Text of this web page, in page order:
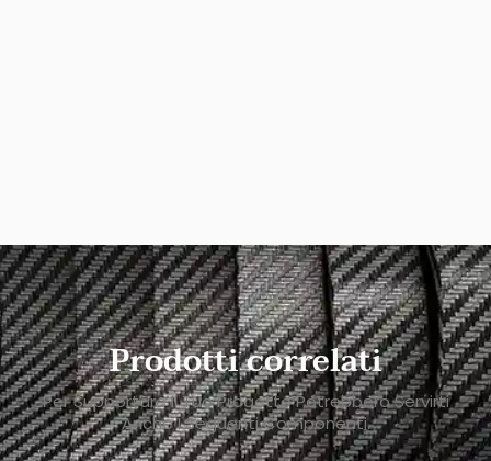
Prodotti correlati
Per Supportare Il Tuo Progetto Potrebbero Servirti
Anche I Seguenti Componenti.